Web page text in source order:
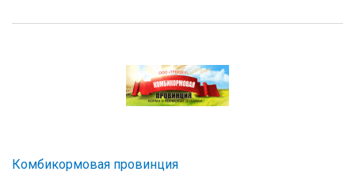
Комбикормовая провинция